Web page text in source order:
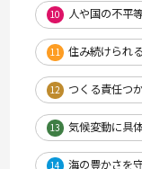
10 人や国の不平
11 住み続けられ
12 つくる責任つ
13 気候変動に具
14 海の豊かさを